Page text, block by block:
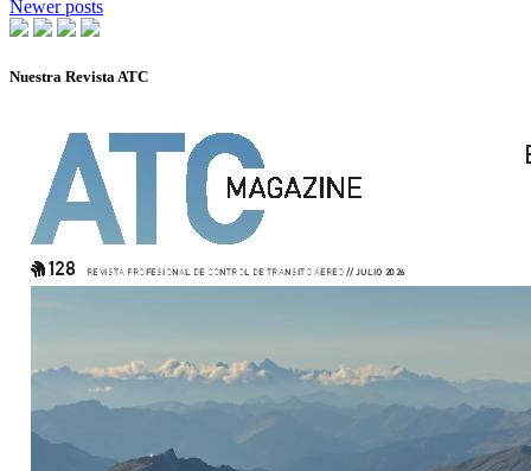
Newer posts
Nuestra Revista ATC